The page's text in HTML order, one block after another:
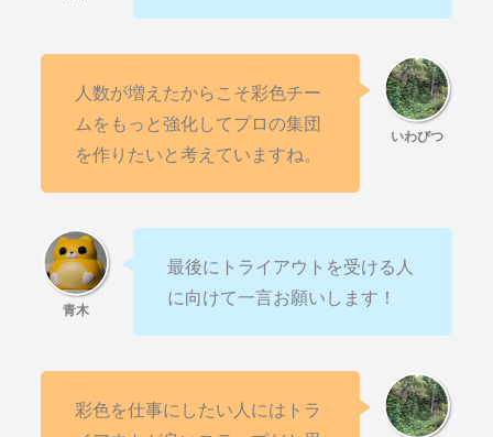
人数が増えたからこそ彩色チー
ムをもっと強化してプロの集団
を作りたいと考えていますね。
最後にトライアウトを受ける人
に向けて一言お願いします！
彩色を仕事にしたい人にはトラ